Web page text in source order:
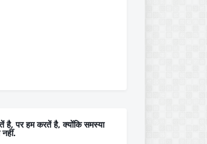
है, पर हम करतें है, क्योंकि समस्या